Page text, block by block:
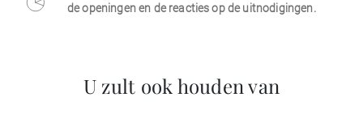
de openingen en de reacties op de uitnodigingen.
U zult ook houden van